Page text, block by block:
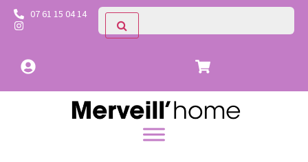
07 61 15 04 14